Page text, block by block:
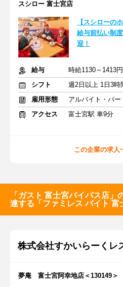
スシロー 富士宮店
【スシローの
給与前払い制
迎！
給与
時給1130～
シフト
雇用形態
アルバイト・パー
アクセス
富士宮駅 車9分
この企業の求人
「ガスト 富士宮バイパス店」
連する「ファミレス バイト 富
株式会社すかいらーくレ
夢庵 富士宮阿幸地店＜130149＞